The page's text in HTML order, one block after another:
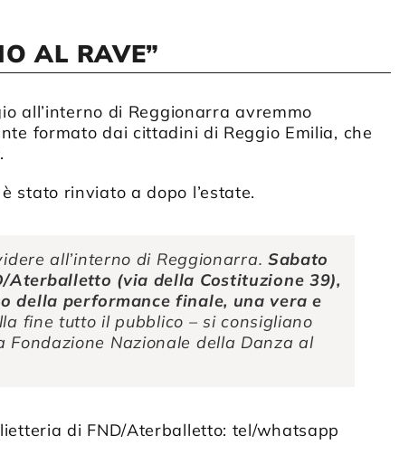
AL RAVE”
all’interno di Reggionarra avremmo
formato dai cittadini di Reggio Emilia, che
stato rinviato a dopo l’estate.
all’interno di Reggionarra. Sabato
Aterballetto (via della Costituzione 39),
della performance finale, una vera e
fine tutto il pubblico – si consigliano
Nazionale della Danza al
di FND/Aterballetto: tel/whatsapp